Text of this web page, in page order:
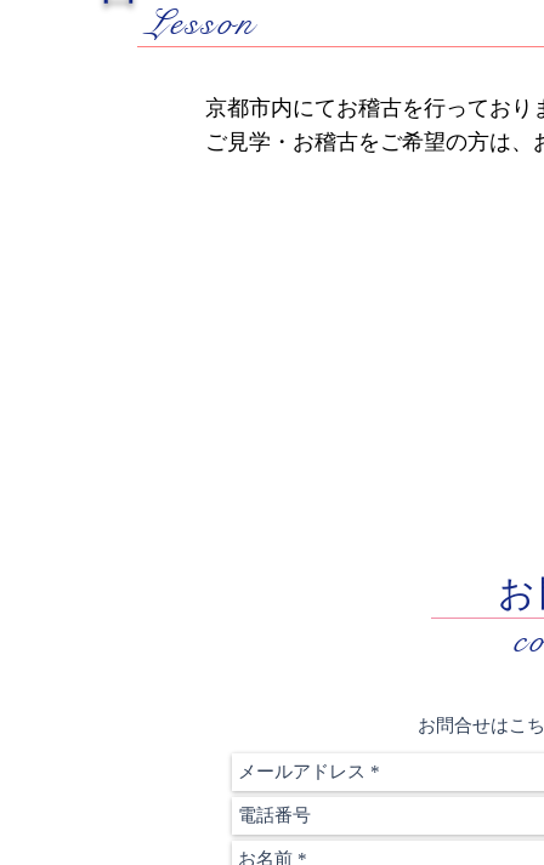
Lesson
京都市内にてお稽古を行っており
ご見学・お稽古をご希望の方は、
お問合せはこ